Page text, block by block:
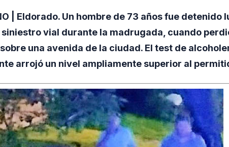
| Eldorado. Un hombre de 73 años fue detenido
vial durante la madrugada, cuando
una avenida de la ciudad. El test de
arrojó un nivel ampliamente superior al